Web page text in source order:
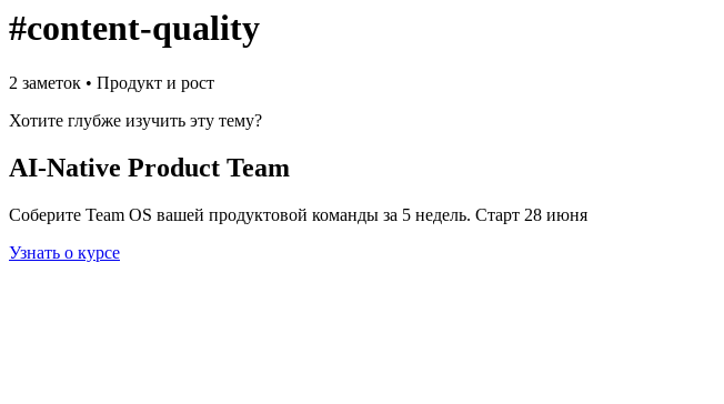
#content-quality
2 заметок • Продукт и рост
Хотите глубже изучить эту тему?
AI-Native Product Team
Соберите Team OS вашей продуктовой команды за 5 недель. Старт 28 июня
Узнать о курсе